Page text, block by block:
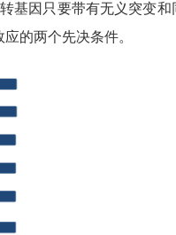
基因只要带有无义突变和
的两个先决条件。